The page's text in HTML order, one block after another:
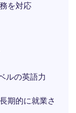
を対応
ルの英語力
期的に就業さ